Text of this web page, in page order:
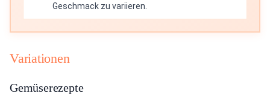
Geschmack zu variieren.
Variationen
Gemüserezepte